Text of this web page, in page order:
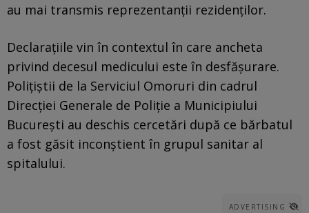
au mai transmis reprezentanții rezidenților.
Declarațiile vin în contextul în care ancheta
privind decesul medicului este în desfășurare.
Polițiștii de la Serviciul Omoruri din cadrul
Direcției Generale de Poliție a Municipiului
București au deschis cercetări după ce bărbatul
a fost găsit inconștient în grupul sanitar al
spitalului.
ADVERTISING